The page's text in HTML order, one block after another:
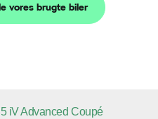
vores brugte biler
iV Advanced Coupé